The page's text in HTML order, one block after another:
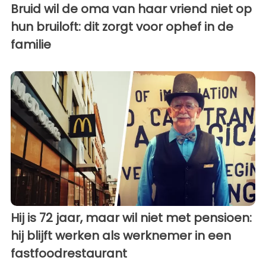
Bruid wil de oma van haar vriend niet op
hun bruiloft: dit zorgt voor ophef in de
familie
Hij is 72 jaar, maar wil niet met pensioen:
hij blijft werken als werknemer in een
fastfoodrestaurant